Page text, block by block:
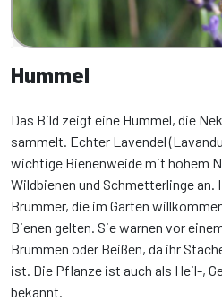
Hummel
Das Bild zeigt eine Hummel, die
sammelt. Echter Lavendel
wichtige Bienenweide mit hohem
Wildbienen und Schmetterlinge an.
Brummer, die im Garten
Bienen gelten. Sie warnen vor
Brummen oder Beißen, da ihr
ist. Die Pflanze ist auch als Heil-,
bekannt.